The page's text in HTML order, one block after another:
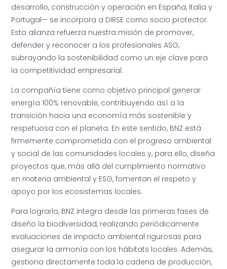
desarrollo, construcción y operación en España, Italia y
Portugal— se incorpora a DIRSE como socio protector.
Esta alianza refuerza nuestra misión de promover,
defender y reconocer a los profesionales ASG,
subrayando la sostenibilidad como un eje clave para
la competitividad empresarial.
La compañía tiene como objetivo principal generar
energía 100% renovable, contribuyendo así a la
transición hacia una economía más sostenible y
respetuosa con el planeta. En este sentido, BNZ está
firmemente comprometida con el progreso ambiental
y social de las comunidades locales y, para ello, diseña
proyectos que, más allá del cumplimiento normativo
en materia ambiental y ESG, fomentan el respeto y
apoyo por los ecosistemas locales.
Para lograrlo, BNZ integra desde las primeras fases de
diseño la biodiversidad, realizando periódicamente
evaluaciones de impacto ambiental rigurosas para
asegurar la armonía con los hábitats locales. Además,
gestiona directamente toda la cadena de producción,